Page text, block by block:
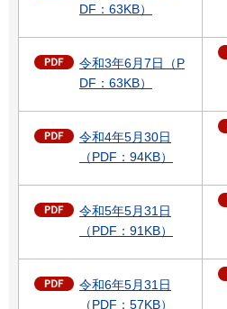
DF：63KB）
令和3年6月7日（P
DF：63KB）
令和4年5月30日
（PDF：94KB）
令和5年5月31日
（PDF：91KB）
令和6年5月31日
（PDF：57KB）